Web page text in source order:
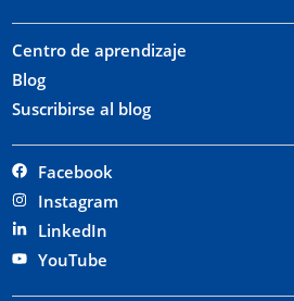
Centro de aprendizaje
Blog
Suscribirse al blog
Facebook
Instagram
LinkedIn
YouTube